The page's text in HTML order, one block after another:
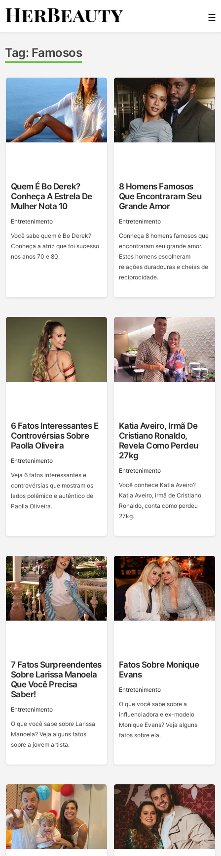
Skip
☰
Tag: Famosos
Quem É Bo Derek?
Conheça A Estrela De
Mulher Nota 10
Entretenimento
Você sabe quem é Bo Derek?
Conheça a atriz que foi sucesso
nos anos 70 e 80.
8 Homens Famosos
Que Encontraram Seu
Grande Amor
Entretenimento
Conheça 8 homens famosos que
encontraram seu grande amor.
Estes homens escolheram
relações duradouras e cheias de
reciprocidade.
6 Fatos Interessantes E
Controvérsias Sobre
Paolla Oliveira
Entretenimento
Veja 6 fatos interessantes e
controvérsias que mostram os
lados polêmico e autêntico de
Paolla Oliveira.
Katia Aveiro, Irmã De
Cristiano Ronaldo,
Revela Como Perdeu
27kg
Entretenimento
Você conhece Katia Aveiro?
Katia Aveiro, irmã de Cristiano
Ronaldo, conta como perdeu
27kg.
7 Fatos Surpreendentes
Sobre Larissa Manoela
Que Você Precisa
Saber!
Entretenimento
O que você sabe sobre Larissa
Manoela? Veja alguns fatos
sobre a jovem artista.
Fatos Sobre Monique
Evans
Entretenimento
O que você sabe sobre a
influenciadora e ex-modelo
Monique Evans? Veja alguns
fatos sobre ela.